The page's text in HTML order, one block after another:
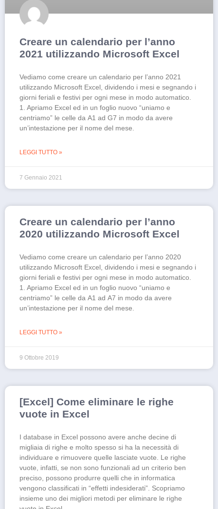
Creare un calendario per l’anno
2021 utilizzando Microsoft Excel
Vediamo come creare un calendario per l’anno 2021
utilizzando Microsoft Excel, dividendo i mesi e segnando i
giorni feriali e festivi per ogni mese in modo automatico.
1. Apriamo Excel ed in un foglio nuovo “uniamo e
centriamo” le celle da A1 ad G7 in modo da avere
un’intestazione per il nome del mese.
LEGGI TUTTO »
7 Gennaio 2021
Creare un calendario per l’anno
2020 utilizzando Microsoft Excel
Vediamo come creare un calendario per l’anno 2020
utilizzando Microsoft Excel, dividendo i mesi e segnando i
giorni feriali e festivi per ogni mese in modo automatico.
1. Apriamo Excel ed in un foglio nuovo “uniamo e
centriamo” le celle da A1 ad A7 in modo da avere
un’intestazione per il nome del mese.
LEGGI TUTTO »
9 Ottobre 2019
[Excel] Come eliminare le righe
vuote in Excel
I database in Excel possono avere anche decine di
migliaia di righe e molto spesso si ha la necessità di
individuare e rimuovere quelle lasciate vuote. Le righe
vuote, infatti, se non sono funzionali ad un criterio ben
preciso, possono produrre quelli che in informatica
vengono classificati in “effetti indesiderati”. Scopriamo
insieme uno dei migliori metodi per eliminare le righe